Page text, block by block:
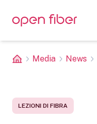
Media News
LEZIONI DI FIBRA